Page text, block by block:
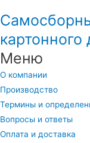
картонного
Меню
О компании
Производство
Термины и
Вопросы и ответы
Оплата и доставка